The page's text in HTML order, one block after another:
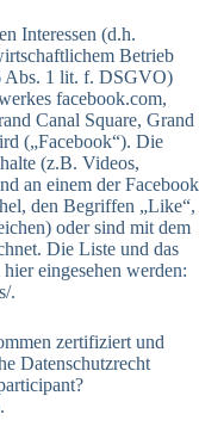
Interessen (d.h.
Betrieb
Abs. 1 lit. f. DSGVO)
facebook.com,
Canal Square, Grand
(„Facebook“). Die
(z.B. Videos,
an einem der Facebook
den Begriffen „Like“,
oder sind mit dem
Die Liste und das
eingesehen werden:
.
zertifiziert und
Datenschutzrecht